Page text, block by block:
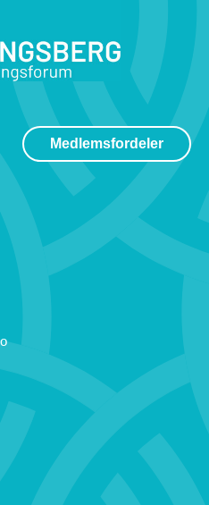
Medlemsfordeler